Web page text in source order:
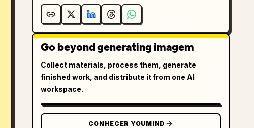
Go beyond generating imagem
Collect materials, process them, generate
finished work, and distribute it from one AI
workspace.
CONHECER YOUMIND